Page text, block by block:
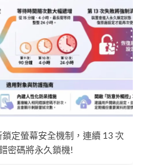
鎖定螢幕安全機制，連續 13 次
密碼將永久鎖機!